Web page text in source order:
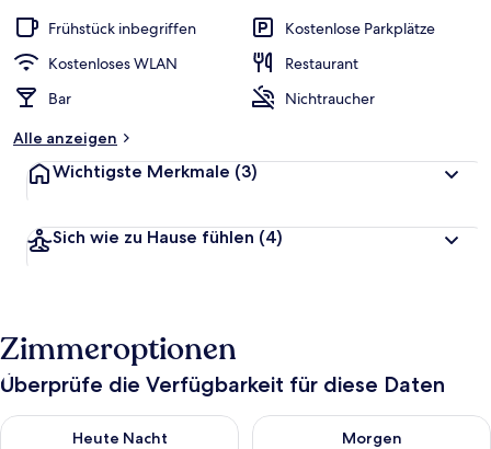
Frühstück inbegriffen
Kostenlose Parkplätze
Kostenloses WLAN
Restaurant
Bar
Nichtraucher
Alle anzeigen
Wichtigste Merkmale (3)
Sich wie zu Hause fühlen (4)
Zimmeroptionen
Überprüfe die Verfügbarkeit für diese Daten
Heute Nacht
Überprüfe die Verfügbarkeit für heute Nacht, Aug. 8 - Aug. 9.
Morgen
Überprüfe die Verfügbarkeit